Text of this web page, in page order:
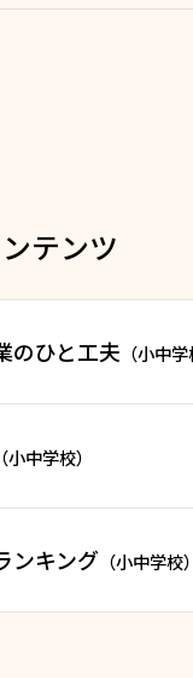
テンツ
のひと工夫 （小中学
（小中学校）
ンキング （小中学校）